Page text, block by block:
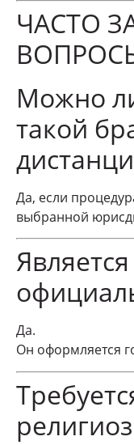
ЧАСТО
Можно
такой
Да, если
выбранной
Да.
Он оформляется